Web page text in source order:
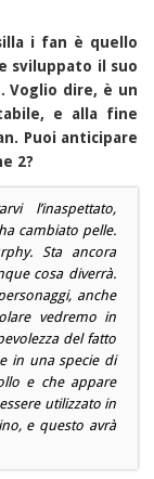
i fan è quello
sviluppato il suo
Voglio dire, è un
e alla fine
Puoi anticipare
2?
l’inaspettato,
cambiato pelle.
Sta ancora
cosa diverrà.
anche
vedremo in
del fatto
in una specie di
e che appare
utilizzato in
e questo avrà